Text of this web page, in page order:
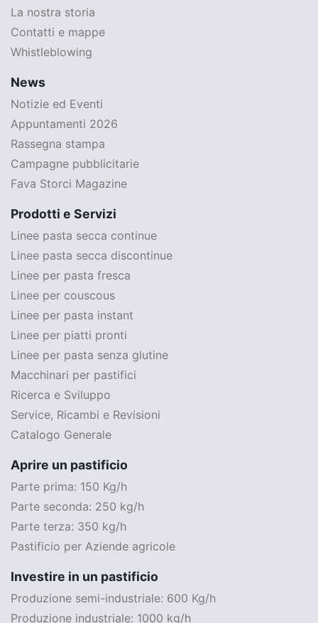
La nostra storia
Contatti e mappe
Whistleblowing
News
Notizie ed Eventi
Appuntamenti 2026
Rassegna stampa
Campagne pubblicitarie
Fava Storci Magazine
Prodotti e Servizi
Linee pasta secca continue
Linee pasta secca discontinue
Linee per pasta fresca
Linee per couscous
Linee per pasta instant
Linee per piatti pronti
Linee per pasta senza glutine
Macchinari per pastifici
Ricerca e Sviluppo
Service, Ricambi e Revisioni
Catalogo Generale
Aprire un pastificio
Parte prima: 150 Kg/h
Parte seconda: 250 kg/h
Parte terza: 350 kg/h
Pastificio per Aziende agricole
Investire in un pastificio
Produzione semi-industriale: 600 Kg/h
Produzione industriale: 1000 kg/h